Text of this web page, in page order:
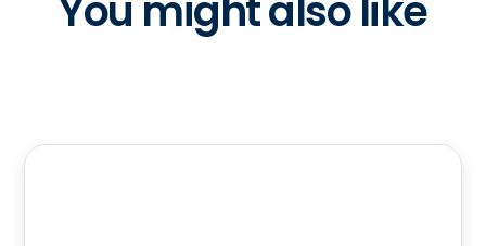
You might also like